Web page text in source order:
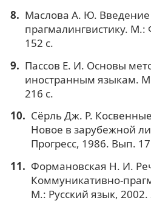
Маслова А. Ю. Введение
прагмалингвистику.
152 с.
Пассов Е. И. Основы
иностранным языкам.
216 с.
Сёрль Дж. Р.
Новое в зарубежной
Прогресс, 1986. Вып.
Формановская Н. И.
Коммуникативно-
М.: Русский язык, 2002.